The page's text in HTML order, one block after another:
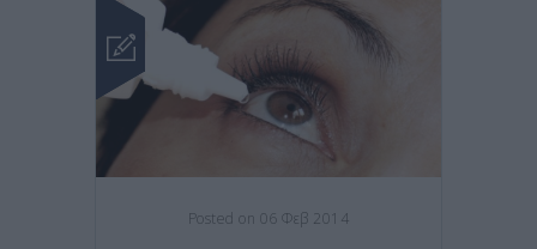
Posted on 06 Φεβ 2014